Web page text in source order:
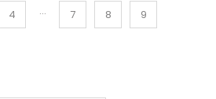
4 … 7 8 9